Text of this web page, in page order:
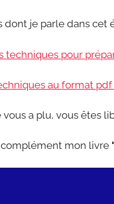
dont je parle dans cet
techniques pour
au format pdf
a plu, vous êtes
complément mon livre